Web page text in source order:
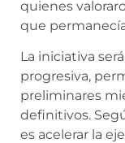
quienes
que
La iniciativa
progresiva,
preliminares
definitivos.
es acelerar la